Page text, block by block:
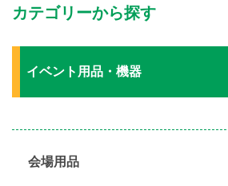
カテゴリーから探す
イベント用品・機器
会場用品